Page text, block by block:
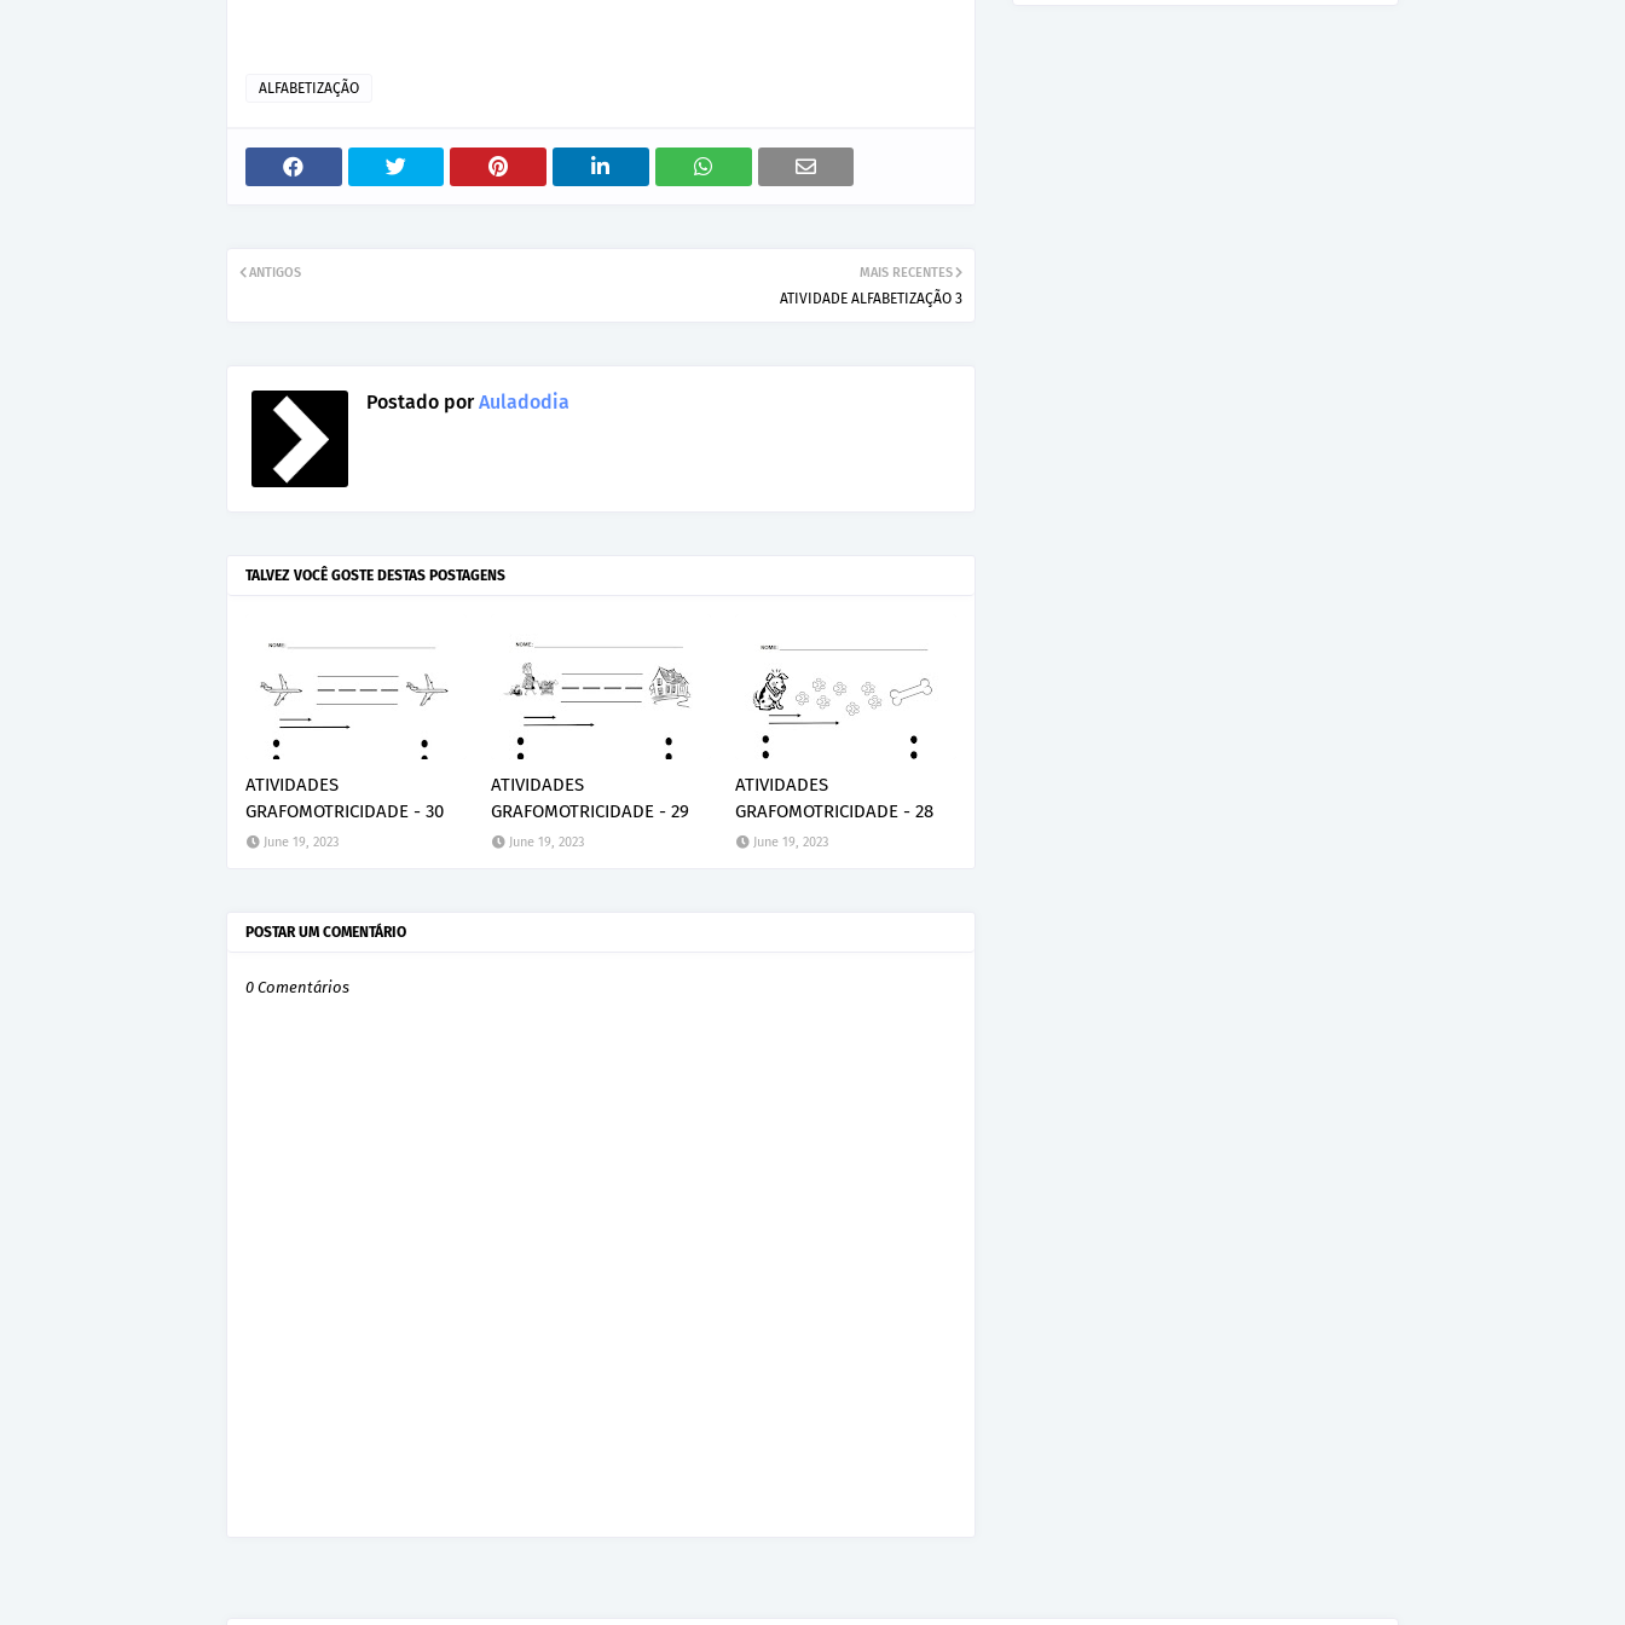
ALFABETIZAÇÃO
MAIS RECENTES
ATIVIDADE ALFABETIZAÇÃO 3
ANTIGOS
Postado porAuladodia
TALVEZ VOCÊ GOSTE DESTAS POSTAGENS
ATIVIDADES
GRAFOMOTRICIDADE - 30
June 19, 2023
ATIVIDADES
GRAFOMOTRICIDADE - 29
June 19, 2023
ATIVIDADES
GRAFOMOTRICIDADE - 28
June 19, 2023
POSTAR UM COMENTÁRIO
0 Comentários